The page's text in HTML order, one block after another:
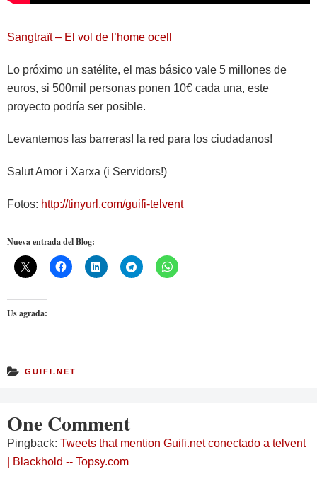
Sangtraït – El vol de l’home ocell
Lo próximo un satélite, el mas básico vale 5 millones de
euros, si 500mil personas ponen 10€ cada una, este
proyecto podría ser posible.
Levantemos las barreras! la red para los ciudadanos!
Salut Amor i Xarxa (i Servidors!)
Fotos: http://tinyurl.com/guifi-telvent
Nueva entrada del Blog:
Us agrada:
GUIFI.NET
One Comment
Pingback: Tweets that mention Guifi.net conectado a telvent
| Blackhold -- Topsy.com